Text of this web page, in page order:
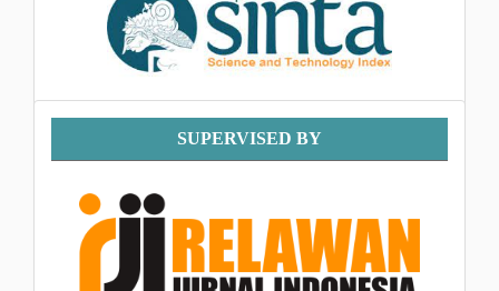
Supervised
By
SUPERVISED BY